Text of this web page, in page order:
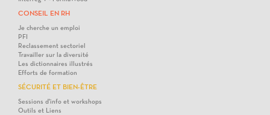
CONSEIL EN RH
Je cherche un emploi
PFI
Reclassement sectoriel
Travailler sur la diversité
Les dictionnaires illustrés
Efforts de formation
SÉCURITÉ ET BIEN-ÊTRE
Sessions d'info et workshops
Outils et Liens